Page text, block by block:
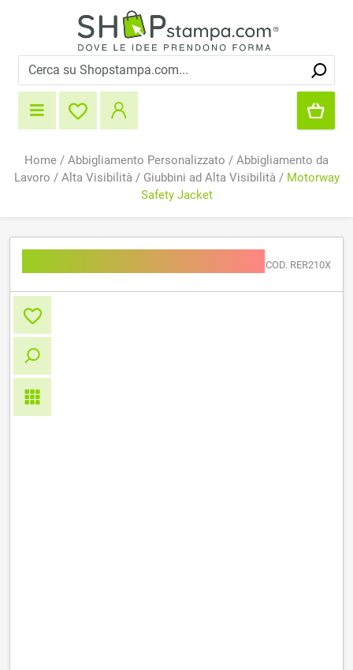
Home / Abbigliamento Personalizzato / Abbigliamento da
Lavoro / Alta Visibilità/ Giubbini ad Alta Visibilità/ Motorway
Safety Jacket
COD. RER210X